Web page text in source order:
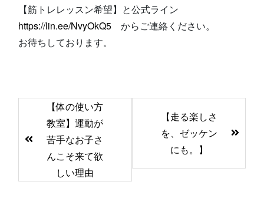
【筋トレレッスン希望】と公式ライン
https://lin.ee/NvyOkQ5からご連絡ください。
お待ちしております。
の
事
【体の使い方
教室】運動が
苦手なお子さ
んこそ来て欲
しい理由
【走る楽しさ
を、ゼッケン
にも。】